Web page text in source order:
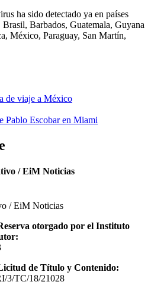
ha sido detectado ya en países
Barbados, Guatemala, Guyana
México, Paraguay, San Martín,
de viaje a México
Pablo Escobar en Miami
/ EiM Noticias
/ EiM Noticias
otorgado por el Instituto
de Título y Contenido:
3/TC/18/21028